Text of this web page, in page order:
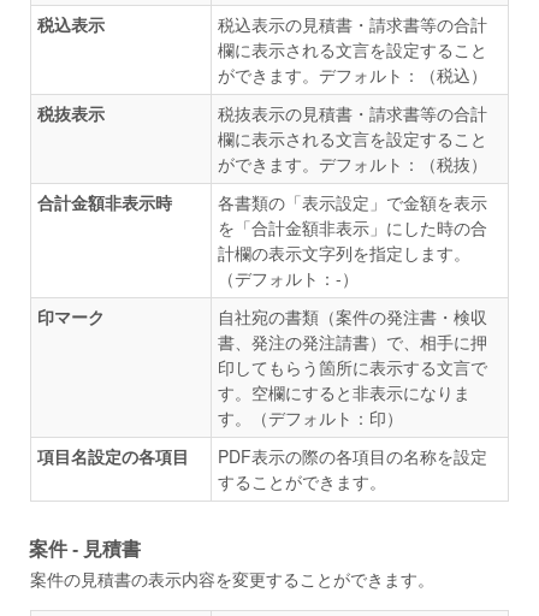
税込表示
税込表示の見積書・請求書等の合計
欄に表示される文言を設定すること
ができます。デフォルト：（税込）
税抜表示
税抜表示の見積書・請求書等の合計
欄に表示される文言を設定すること
ができます。デフォルト：（税抜）
合計金額非表示時
各書類の「表示設定」で金額を表示
を「合計金額非表示」にした時の合
計欄の表示文字列を指定します。
（デフォルト：-）
印マーク
自社宛の書類（案件の発注書・検収
書、発注の発注請書）で、相手に押
印してもらう箇所に表示する文言で
す。空欄にすると非表示になりま
す。（デフォルト：印）
項目名設定の各項目
PDF表示の際の各項目の名称を設定
することができます。
案件 - 見積書
案件の見積書の表示内容を変更することができます。